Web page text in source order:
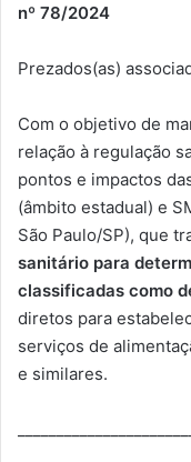
nº 78/2024
Prezados(as)
Com o objetivo de
relação à regulação
pontos e impactos
(âmbito estadual) e
São Paulo/SP), que
sanitário para
classificadas como
diretos para
serviços de
e similares.